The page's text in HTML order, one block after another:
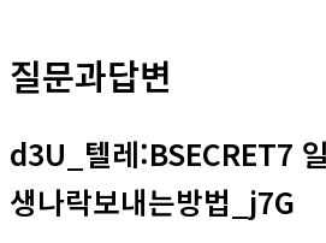
질문과답변
d3U_텔레:BSECRET7
생나락보내는방법_j7G